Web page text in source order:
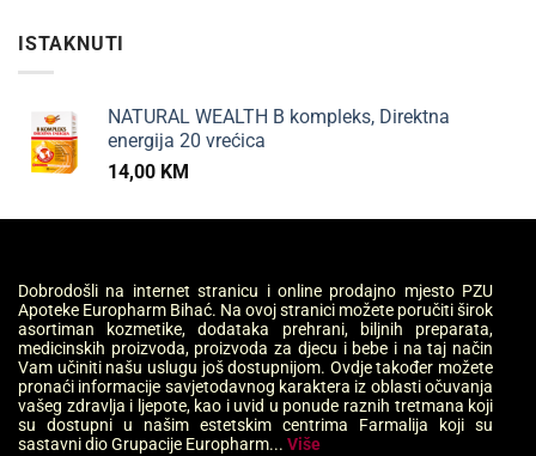
ISTAKNUTI
NATURAL WEALTH B kompleks, Direktna
energija 20 vrećica
14,00 KM
Dobrodošli na internet stranicu i online prodajno mjesto PZU
Apoteke Europharm Bihać. Na ovoj stranici možete poručiti širok
asortiman kozmetike, dodataka prehrani, biljnih preparata,
medicinskih proizvoda, proizvoda za djecu i bebe i na taj način
Vam učiniti našu uslugu još dostupnijom. Ovdje također možete
pronaći informacije savjetodavnog karaktera iz oblasti očuvanja
vašeg zdravlja i ljepote, kao i uvid u ponude raznih tretmana koji
su dostupni u našim estetskim centrima Farmalija koji su
sastavni dio Grupacije Europharm... Više